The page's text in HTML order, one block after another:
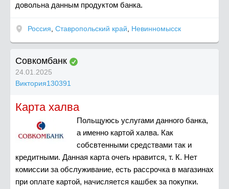
довольна данным продуктом банка.
Россия Ставропольский край Невинномысск
Совкомбанк
24.01.2025
Виктория130391
Карта халва
Польщуюсь услугами данного банка,
а именно картой халва. Как
собсвтенными средствами так и
кредитными. Данная карта очегь нравится, т. К. Нет
комиссии за обслуживание, есть рассрочка в магазинах
при оплате картой, начисляется кашбек за покупки.